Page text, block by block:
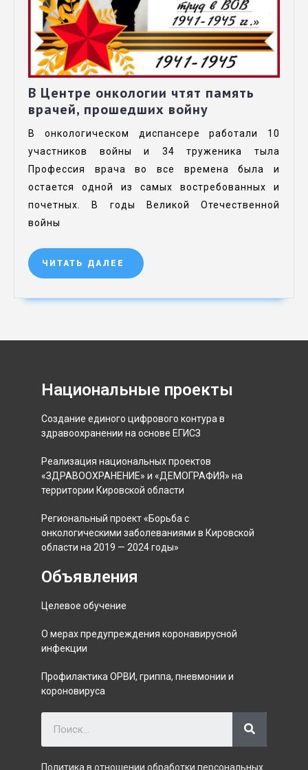
В Центре онкологии чтят память
врачей, прошедших войну
В онкологическом диспансере работали 10
участников войны и 34 труженика тыла
Профессия врача во все времена была и
остается одной из самых востребованных и
почетных. В годы Великой Отечественной
войны
ЧИТАТЬ ДАЛЕЕ
Национальные проекты
Создание единого цифрового контура в
здравоохранении на основе ЕГИСЗ
Реализация национальных проектов
«ЗДРАВООХРАНЕНИЕ» и «ДЕМОГРАФИЯ» на
территории Кировской области
Региональный проект «Борьба с
онкологическими заболеваниями в Кировской
области на 2019 — 2024 годы»
Объявления
Целевое обучение
О мерах предупреждения коронавирусной
инфекции
Профилактика ОРВИ, гриппа, пневмонии и
короновируса
Политика в отношении обработки персональных